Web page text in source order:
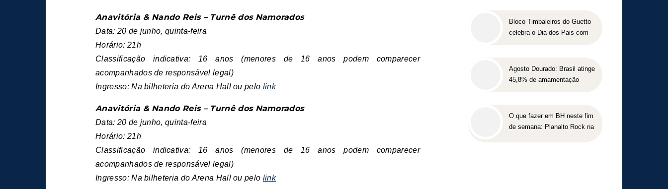
Anavitória & Nando Reis – Turnê dos Namorados
Data: 20 de junho, quinta-feira
Horário: 21h
Classificação indicativa: 16 anos (menores de 16 anos podem comparecer
acompanhados de responsável legal)
Ingresso: Na bilheteria do Arena Hall ou pelo link
Anavitória & Nando Reis – Turnê dos Namorados
Data: 20 de junho, quinta-feira
Horário: 21h
Classificação indicativa: 16 anos (menores de 16 anos podem comparecer
acompanhados de responsável legal)
Ingresso: Na bilheteria do Arena Hall ou pelo link
Bloco Timbaleiros do Guetto
celebra o Dia dos Pais com
Agosto Dourado: Brasil atinge
45,8% de amamentação
2030
O que fazer em BH neste fim
de semana: Planalto Rock na